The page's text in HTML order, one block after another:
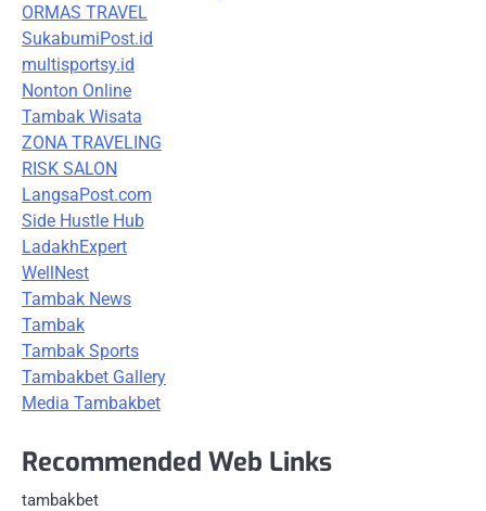
ORMAS TRAVEL
SukabumiPost.id
multisportsy.id
Nonton Online
Tambak Wisata
ZONA TRAVELING
RISK SALON
LangsaPost.com
Side Hustle Hub
LadakhExpert
WellNest
Tambak News
Tambak
Tambak Sports
Tambakbet Gallery
Media Tambakbet
Recommended Web Links
tambakbet